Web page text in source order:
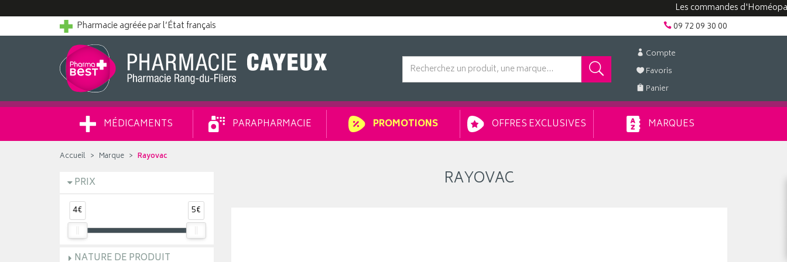
Les commandes
Pharmacie agréée par l’État français
09 72 09 30 00
Compte
Favoris
Panier
MÉDICAMENTS PARAPHARMACIE PROMOTIONS OFFRES EXCLUSIVES MARQUES
Accueil Marque Rayovac
PRIX
4€ 5€
NATURE DE PRODUIT
RAYOVAC